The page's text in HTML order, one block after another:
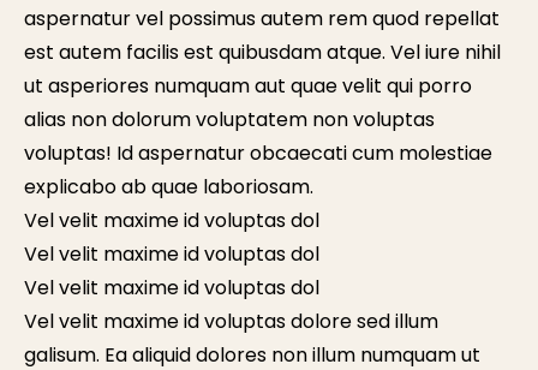
aspernatur vel possimus autem rem quod repellat
est autem facilis est quibusdam atque. Vel iure nihil
ut asperiores numquam aut quae velit qui porro
alias non dolorum voluptatem non voluptas
voluptas! Id aspernatur obcaecati cum molestiae
explicabo ab quae laboriosam.
Vel velit maxime id voluptas dol
Vel velit maxime id voluptas dol
Vel velit maxime id voluptas dol
Vel velit maxime id voluptas dolore sed illum
galisum. Ea aliquid dolores non illum numquam ut